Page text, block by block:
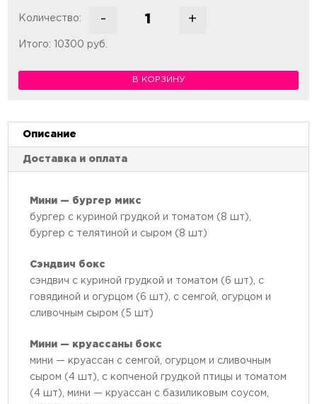
Количество:
- +
В КОРЗИНУ
Итого: 10300 руб.
Описание
Доставка и оплата
Мини — бургер микс
бургер с куриной грудкой и томатом (8 шт),
бургер с телятиной и сыром (8 шт)
Сэндвич бокс
сэндвич с куриной грудкой и томатом (6 шт), с
говядиной и огурцом (6 шт), с семгой, огурцом и
сливочным сыром (5 шт)
Мини — круассаны бокс
мини — круассан с семгой, огурцом и сливочным
сыром (4 шт), с копченой грудкой птицы и томатом
(4 шт), мини — круассан с базиликовым соусом,